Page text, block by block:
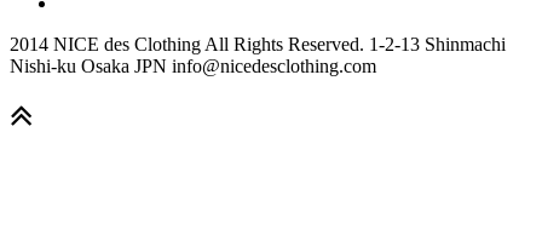
2014 NICE des Clothing All Rights Reserved. 1-2-13 Shinmachi
Nishi-ku Osaka JPN info@nicedesclothing.com